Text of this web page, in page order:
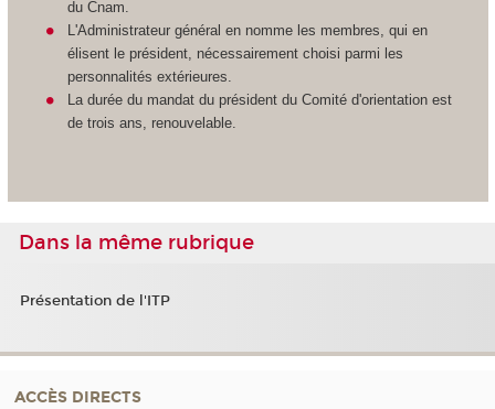
du Cnam.
L'Administrateur général en nomme les membres, qui en
élisent le président, nécessairement choisi parmi les
personnalités extérieures.
La durée du mandat du président du Comité d'orientation est
de trois ans, renouvelable.
Dans la même rubrique
Présentation de l'ITP
ACCÈS DIRECTS